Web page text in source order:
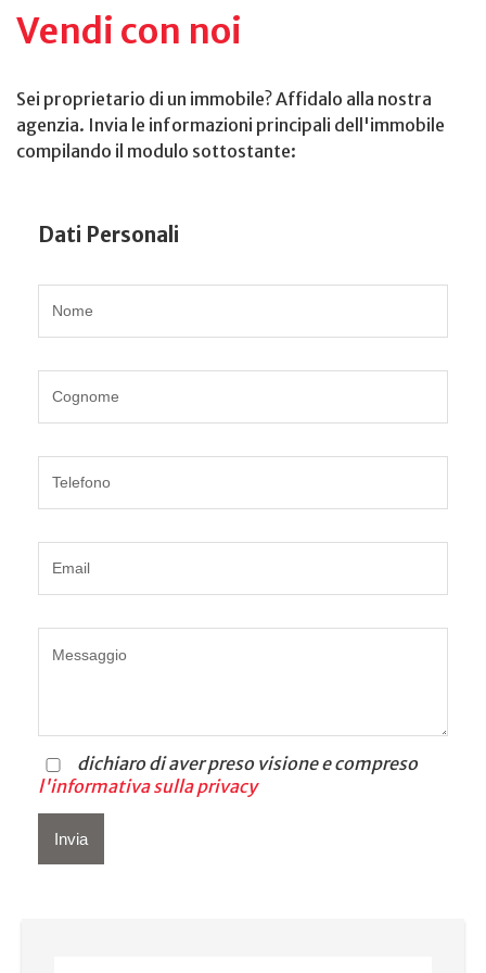
Vendi con noi
Sei proprietario di un immobile? Affidalo alla nostra
agenzia. Invia le informazioni principali dell'immobile
compilando il modulo sottostante:
Dati Personali
dichiaro di aver preso visione e compreso
l'informativa sulla privacy